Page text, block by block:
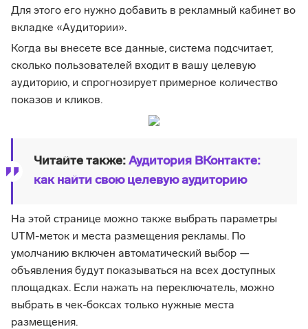
Для этого его нужно добавить в рекламный кабинет во
вкладке «Аудитории».
Когда вы внесете все данные, система подсчитает,
сколько пользователей входит в вашу целевую
аудиторию, и спрогнозирует примерное количество
показов и кликов.
Читайте также: Аудитория ВКонтакте:
как найти свою целевую аудиторию
На этой странице можно также выбрать параметры
UTM-меток и места размещения рекламы. По
умолчанию включен автоматический выбор —
объявления будут показываться на всех доступных
площадках. Если нажать на переключатель, можно
выбрать в чек-боксах только нужные места
размещения.